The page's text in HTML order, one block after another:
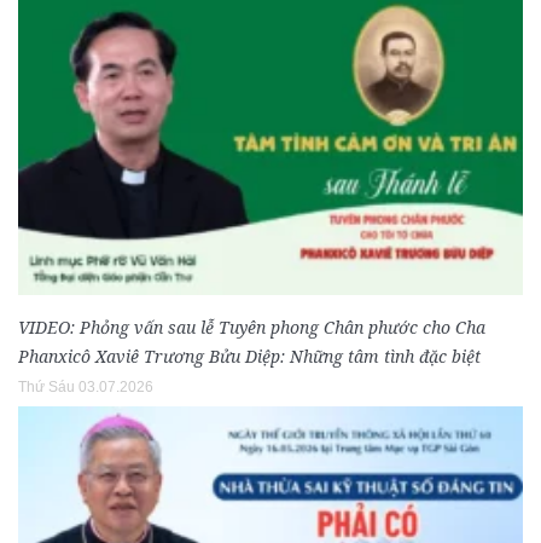
VIDEO: Phỏng vấn sau lễ Tuyên phong Chân phước cho Cha
Phanxicô Xaviê Trương Bửu Diệp: Những tâm tình đặc biệt
Thứ Sáu 03.07.2026